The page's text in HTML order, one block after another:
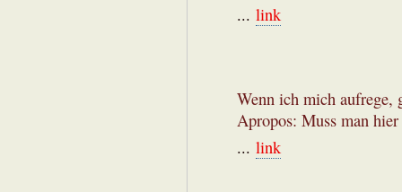
... link
Wenn ich mich aufrege,
Apropos: Muss man
... link